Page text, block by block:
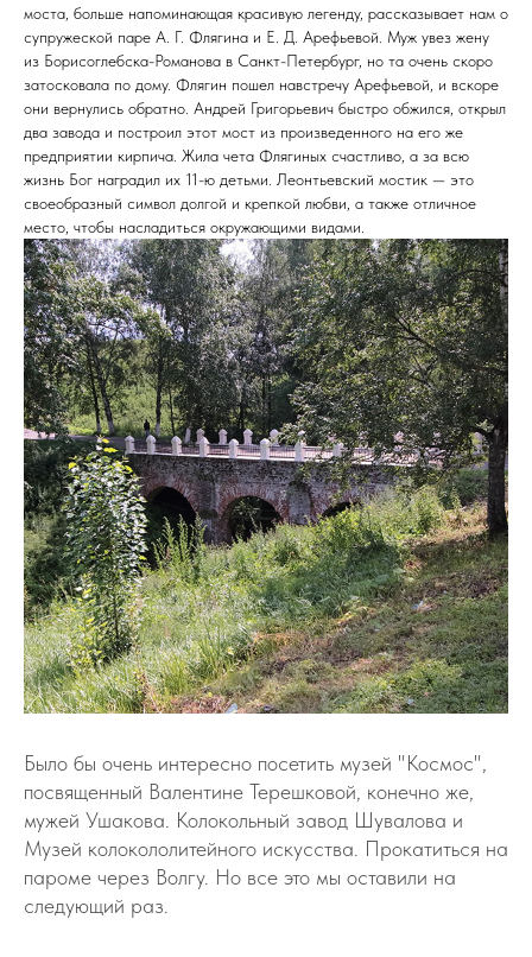
моста, больше напоминающая красивую легенду, рассказывает нам о
супружеской паре А. Г. Флягина и Е. Д. Арефьевой. Муж увез жену
из Борисоглебска-Романова в Санкт-Петербург, но та очень скоро
затосковала по дому. Флягин пошел навстречу Арефьевой, и вскоре
они вернулись обратно. Андрей Григорьевич быстро обжился, открыл
два завода и построил этот мост из произведенного на его же
предприятии кирпича. Жила чета Флягиных счастливо, а за всю
жизнь Бог наградил их 11-ю детьми. Леонтьевский мостик — это
своеобразный символ долгой и крепкой любви, а также отличное
место, чтобы насладиться окружающими видами.
Было бы очень интересно посетить музей "Космос",
посвященный Валентине Терешковой, конечно же,
мужей Ушакова. Колокольный завод Шувалова и
Музей колокололитейного искусства. Прокатиться на
пароме через Волгу. Но все это мы оставили на
следующий раз.